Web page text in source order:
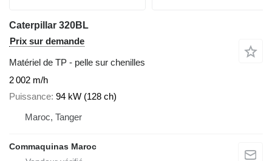
Caterpillar 320BL
Prix sur demande
Matériel de TP - pelle sur chenilles
2 002 m/h
Puissance 94 kW (128 ch)
Maroc, Tanger
Commaquinas Maroc